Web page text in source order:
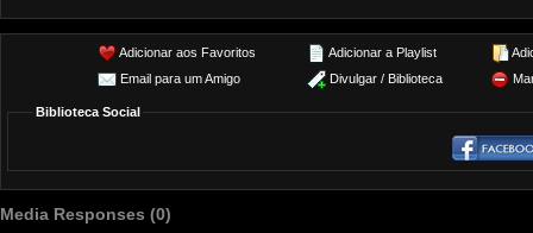
Adicionar aos Favoritos Adicionar a Playlist
Email para um Amigo
Divulgar / Biblioteca
Biblioteca Social
Media Responses (0)